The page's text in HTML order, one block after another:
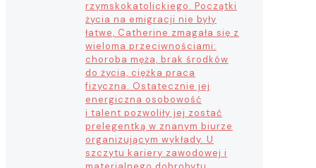
rzymskokatolickiego. Początki
życia na emigracji nie były
łatwe, Catherine zmagała się z
wieloma przeciwnościami:
choroba męża, brak środków
do życia, ciężka praca
fizyczna. Ostatecznie jej
energiczna osobowość
i talent pozwoliły jej zostać
prelegentką w znanym biurze
organizującym wykłady. U
szczytu kariery zawodowej i